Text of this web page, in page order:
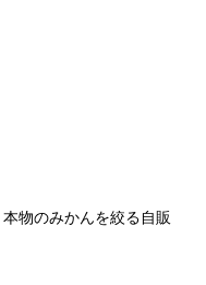
物のみかんを絞る自販